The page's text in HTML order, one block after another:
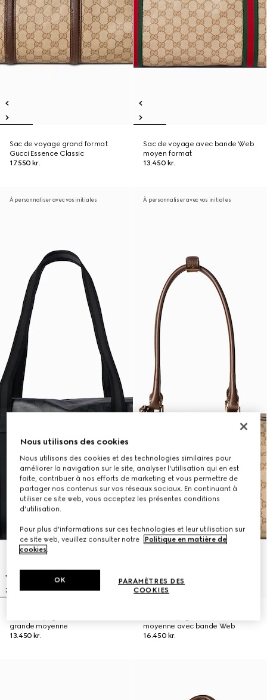
Sac de voyage grand format
Gucci Essence Classic
17.550 kr.
Sac de voyage avec bande Web
moyen format
13.450 kr.
À personnaliser avec vos initiales
grande moyenne
13.450 kr.
À personnaliser avec vos initiales
moyenne avec bande Web
16.450 kr.
Nous utilisons des cookies
Nous utilisons des cookies et des technologies similaires pour
améliorer la navigation sur le site, analyser l'utilisation qui en est
faite, contribuer à nos efforts de marketing et vous permettre de
partager nos contenus sur vos réseaux sociaux. En continuant à
utiliser ce site web, vous acceptez les présentes conditions
d'utilisation.
Pour plus d'informations sur ces technologies et leur utilisation sur
ce site web, veuillez consulter notre
Politique en matière de
cookies.
PARAMÈTRES DES
COOKIES
OK